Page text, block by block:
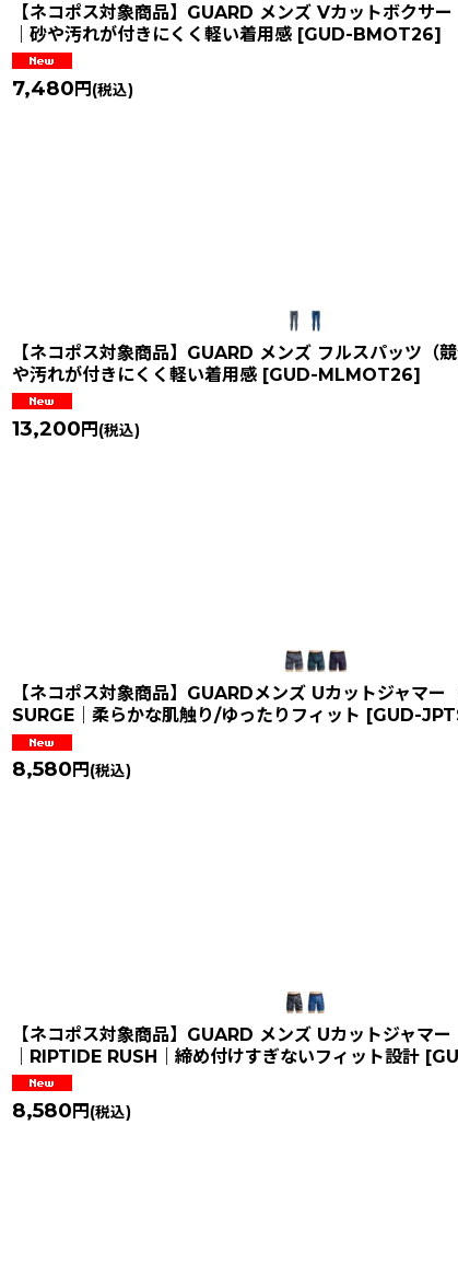
【ネコポス対象商品】GUARD メンズ Vカットボクサ
｜砂や汚れが付きにくく軽い着用感 [GUD-BMOT26]
7,480 円 (税込)
【ネコポス対象商品】GUARD メンズ フルスパッツ
や汚れが付きにくく軽い着用感 [GUD-MLMOT26]
13,200 円 (税込)
【ネコポス対象商品】GUARDメンズ Uカットジャマ
SURGE｜柔らかな肌触り/ゆったりフィット [GUD-
8,580 円 (税込)
【ネコポス対象商品】GUARD メンズ Uカットジャマー
｜RIPTIDE RUSH｜締め付けすぎないフィット設計 [
8,580 円 (税込)